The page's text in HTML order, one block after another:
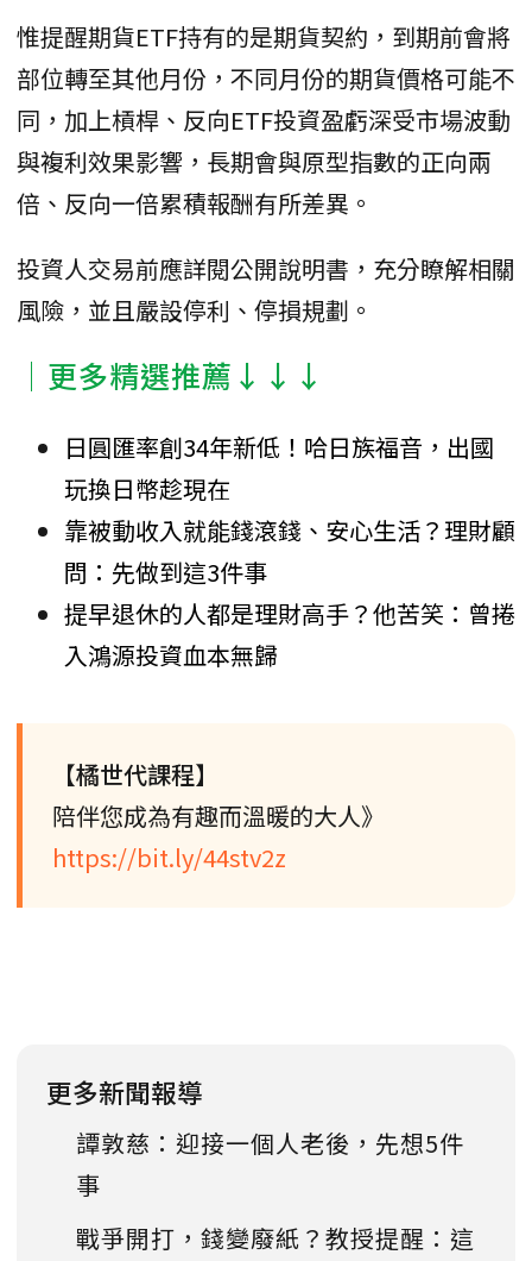
惟提醒期貨ETF持有的是期貨契約，到期前會將
部位轉至其他月份，不同月份的期貨價格可能不
同，加上槓桿、反向ETF投資盈虧深受市場波動
與複利效果影響，長期會與原型指數的正向兩
倍、反向一倍累積報酬有所差異。
投資人交易前應詳閱公開說明書，充分瞭解相關
風險，並且嚴設停利、停損規劃。
│更多精選推薦↓↓↓
日圓匯率創34年新低！哈日族福音，出國
玩換日幣趁現在
靠被動收入就能錢滾錢、安心生活？理財顧
問：先做到這3件事
提早退休的人都是理財高手？他苦笑：曾捲
入鴻源投資血本無歸
【橘世代課程】
陪伴您成為有趣而溫暖的大人》
https://bit.ly/44stv2z
更多新聞報導
譚敦慈：迎接一個人老後，先想5件
事
戰爭開打，錢變廢紙？教授提醒：這